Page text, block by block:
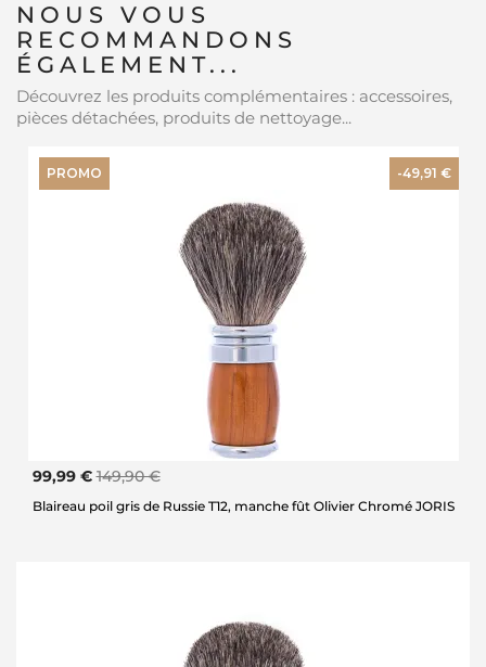
NOUS VOUS
RECOMMANDONS
ÉGALEMENT...
Découvrez les produits complémentaires : accessoires,
pièces détachées, produits de nettoyage...
PROMO -49,91 €
99,99 €149,90 €
Blaireau poil gris de Russie T12, manche fût Olivier Chromé JORIS